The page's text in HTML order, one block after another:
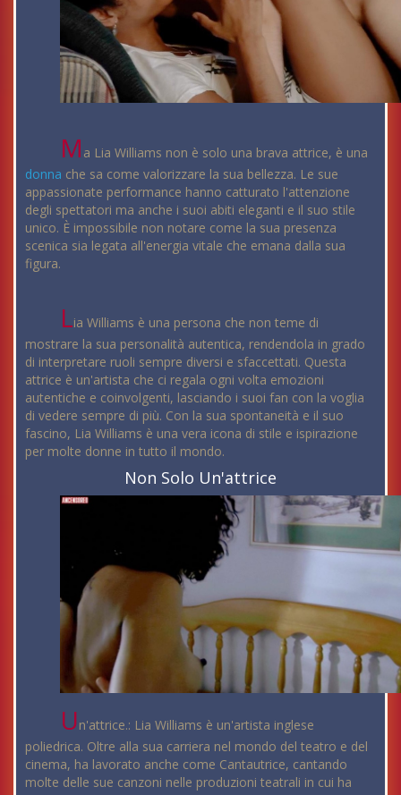
M a Lia Williams non è solo una brava attrice, è una
donna che sa come valorizzare la sua bellezza. Le sue
appassionate performance hanno catturato l'attenzione
degli spettatori ma anche i suoi abiti eleganti e il suo stile
unico. È impossibile non notare come la sua presenza
scenica sia legata all'energia vitale che emana dalla sua
figura.
Lia Williams è una persona che non teme di
mostrare la sua personalità autentica, rendendola in grado
di interpretare ruoli sempre diversi e sfaccettati. Questa
attrice è un'artista che ci regala ogni volta emozioni
autentiche e coinvolgenti, lasciando i suoi fan con la voglia
di vedere sempre di più. Con la sua spontaneità e il suo
fascino, Lia Williams è una vera icona di stile e ispirazione
per molte donne in tutto il mondo.
Non Solo Un'attrice
Un'attrice.: Lia Williams è un'artista inglese
poliedrica. Oltre alla sua carriera nel mondo del teatro e del
cinema, ha lavorato anche come Cantautrice, cantando
molte delle sue canzoni nelle produzioni teatrali in cui ha